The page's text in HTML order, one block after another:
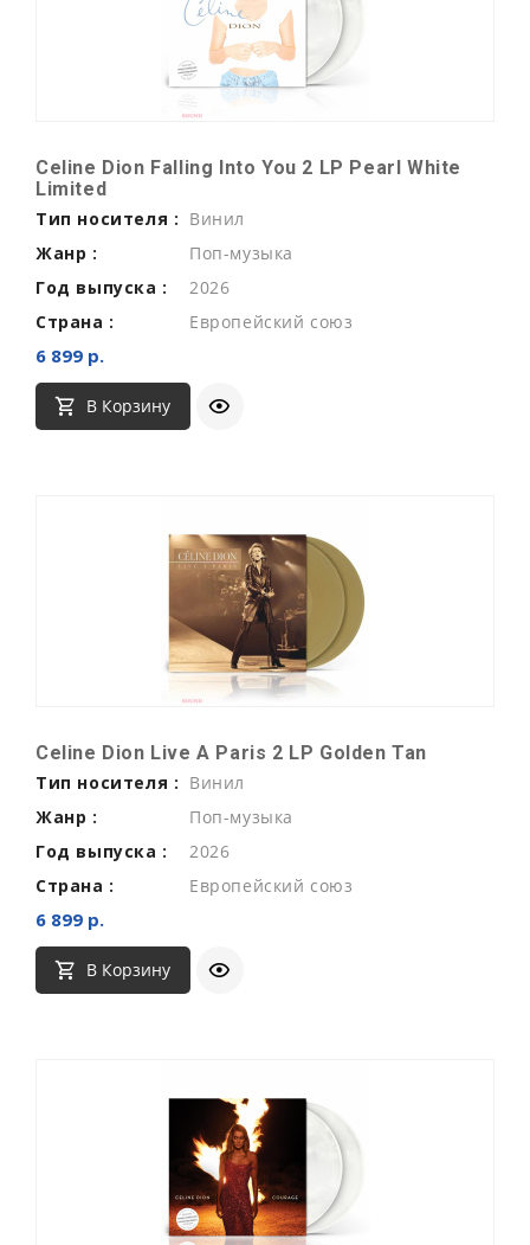
Celine Dion Falling Into You 2 LP Pearl White
Limited
Тип носителя : Винил
Жанр :
Поп-музыка
Год выпуска :
2026
Страна :
Европейский союз
6 899 р.
В Корзину
Celine Dion Live A Paris 2 LP Golden Tan
Тип носителя : Винил
Жанр :
Поп-музыка
Год выпуска :
2026
Страна :
Европейский союз
6 899 р.
В Корзину